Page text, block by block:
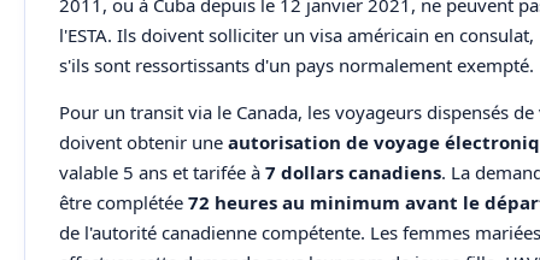
2011, ou à Cuba depuis le 12 janvier 2021, ne peuvent
l'ESTA. Ils doivent solliciter un visa américain en
s'ils sont ressortissants d'un pays normalement exempté.
Pour un transit via le Canada, les voyageurs dispensés de
doivent obtenir une autorisation de voyage
valable 5 ans et tarifée à 7 dollars canadiens. La
être complétée 72 heures au minimum avant le
de l'autorité canadienne compétente. Les femmes